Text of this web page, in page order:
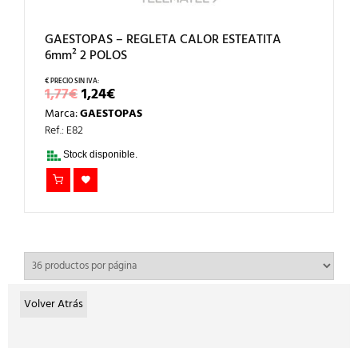
GAESTOPAS – REGLETA CALOR ESTEATITA
6mm² 2 POLOS
1,77€EL
PRECIO
ORIGINAL
ERA:
1,77€.
1,24€EL
PRECIO
ACTUAL
1,24€.
Marca:GAESTOPAS
Ref.: E82
Stock disponible.
Volver Atrás